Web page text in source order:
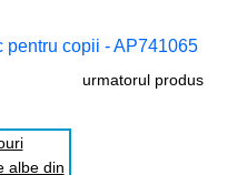
pentru copii - AP741065
urmatorul produs